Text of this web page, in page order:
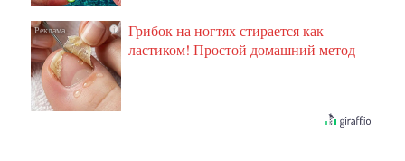
i
Грибок на ногтях стирается как
ластиком! Простой домашний метод